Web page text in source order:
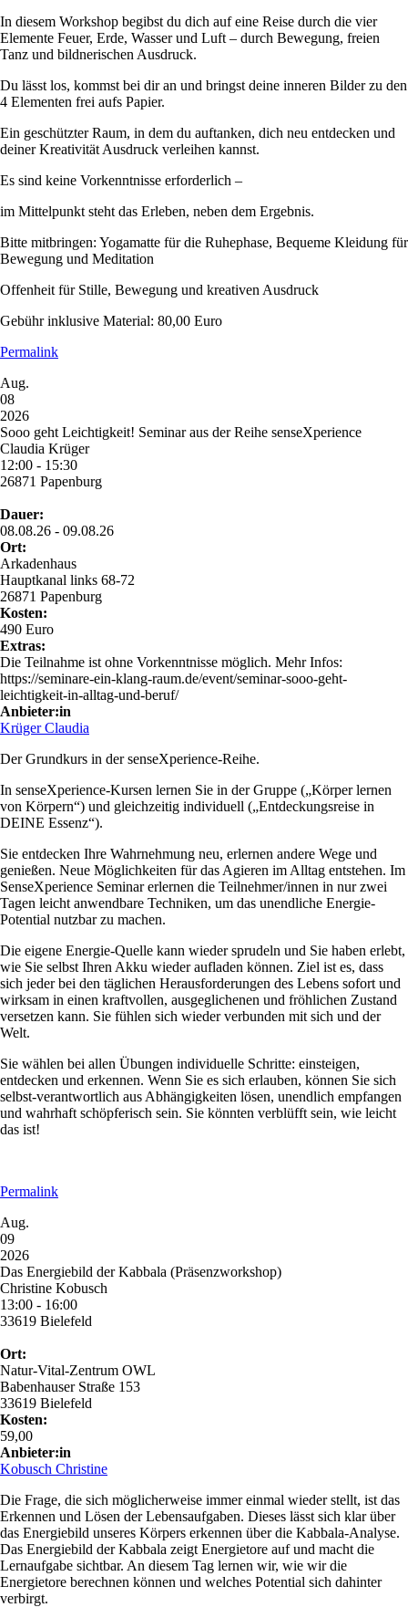
In diesem Workshop begibst du dich auf eine Reise durch die vier
Elemente Feuer, Erde, Wasser und Luft – durch Bewegung, freien
Tanz und bildnerischen Ausdruck.
Du lässt los, kommst bei dir an und bringst deine inneren Bilder zu den
4 Elementen frei aufs Papier.
Ein geschützter Raum, in dem du auftanken, dich neu entdecken und
deiner Kreativität Ausdruck verleihen kannst.
Es sind keine Vorkenntnisse erforderlich –
im Mittelpunkt steht das Erleben, neben dem Ergebnis.
Bitte mitbringen: Yogamatte für die Ruhephase, Bequeme Kleidung für
Bewegung und Meditation
Offenheit für Stille, Bewegung und kreativen Ausdruck
Gebühr inklusive Material: 80,00 Euro
Permalink
Aug.
08
2026
Sooo geht Leichtigkeit! Seminar aus der Reihe senseXperience
Claudia Krüger
12:00 - 15:30
26871 Papenburg
Dauer:
08.08.26 - 09.08.26
Ort:
Arkadenhaus
Hauptkanal links 68-72
26871 Papenburg
Kosten:
490 Euro
Extras:
Die Teilnahme ist ohne Vorkenntnisse möglich. Mehr Infos:
https://seminare-ein-klang-raum.de/event/seminar-sooo-geht-
leichtigkeit-in-alltag-und-beruf/
Anbieter:in
Krüger Claudia
Der Grundkurs in der senseXperience-Reihe.
In senseXperience-Kursen lernen Sie in der Gruppe („Körper lernen
von Körpern“) und gleichzeitig individuell („Entdeckungsreise in
DEINE Essenz“).
Sie entdecken Ihre Wahrnehmung neu, erlernen andere Wege und
genießen. Neue Möglichkeiten für das Agieren im Alltag entstehen. Im
SenseXperience Seminar erlernen die Teilnehmer/innen in nur zwei
Tagen leicht anwendbare Techniken, um das unendliche Energie-
Potential nutzbar zu machen.
Die eigene Energie-Quelle kann wieder sprudeln und Sie haben erlebt,
wie Sie selbst Ihren Akku wieder aufladen können. Ziel ist es, dass
sich jeder bei den täglichen Herausforderungen des Lebens sofort und
wirksam in einen kraftvollen, ausgeglichenen und fröhlichen Zustand
versetzen kann. Sie fühlen sich wieder verbunden mit sich und der
Welt.
Sie wählen bei allen Übungen individuelle Schritte: einsteigen,
entdecken und erkennen. Wenn Sie es sich erlauben, können Sie sich
selbst-verantwortlich aus Abhängigkeiten lösen, unendlich empfangen
und wahrhaft schöpferisch sein. Sie könnten verblüfft sein, wie leicht
das ist!
Permalink
Aug.
09
2026
Das Energiebild der Kabbala (Präsenzworkshop)
Christine Kobusch
13:00 - 16:00
33619 Bielefeld
Ort:
Natur-Vital-Zentrum OWL
Babenhauser Straße 153
33619 Bielefeld
Kosten:
59,00
Anbieter:in
Kobusch Christine
Die Frage, die sich möglicherweise immer einmal wieder stellt, ist das
Erkennen und Lösen der Lebensaufgaben. Dieses lässt sich klar über
das Energiebild unseres Körpers erkennen über die Kabbala-Analyse.
Das Energiebild der Kabbala zeigt Energietore auf und macht die
Lernaufgabe sichtbar. An diesem Tag lernen wir, wie wir die
Energietore berechnen können und welches Potential sich dahinter
verbirgt.